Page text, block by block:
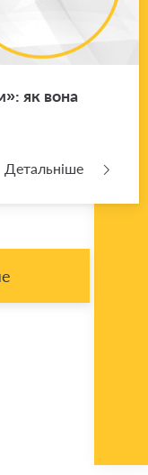
як вона
Детальніше